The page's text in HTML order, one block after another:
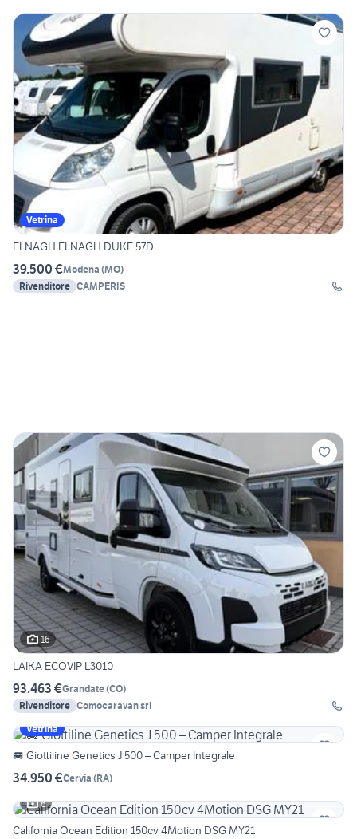
Vetrina
ELNAGH ELNAGH DUKE 57D
39.500 €Modena (MO)
Rivenditore CAMPERIS
16
LAIKA ECOVIP L3010
93.463 €Grandate(CO)
Rivenditore Comocaravan srl
Vetrina
🚐 Giottiline Genetics J 500 – Camper Integrale
34.950 €Cervia (RA)
6
California Ocean Edition 150cv 4Motion DSG MY21